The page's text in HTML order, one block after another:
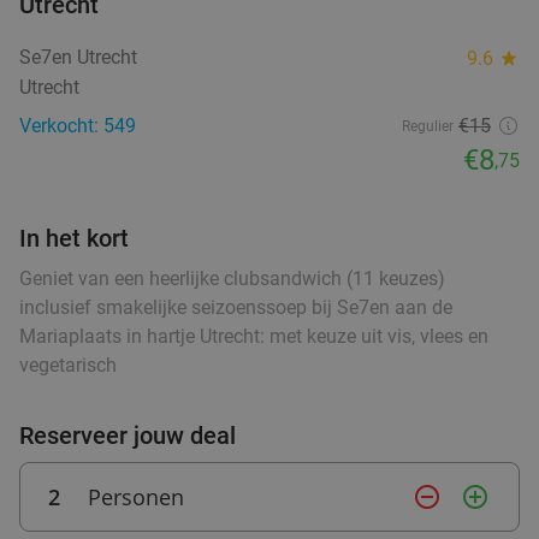
35%
Teds
star
2- of 3-gangen keuzelunch bij BijMoov in hartje
Utrecht
Vandaag
Morgen
BijMoov
8.9star
Utrecht 0 min. directions_walk
Verkocht: 204 Regulier €19,75
Se7en Utrecht 9.6 star
Utrecht
Verkocht: 549
Regulier €15
€8,75
In het kort
Geniet van een heerlijke clubsandwich (11 keuzes)
inclusief smakelijke seizoenssoep bij Se7en aan de
Mariaplaats in hartje Utrecht: met keuze uit vis, vlees en
vegetarisch
Reserveer jouw deal
2 Personen remove_circle_outline add_circle_outline